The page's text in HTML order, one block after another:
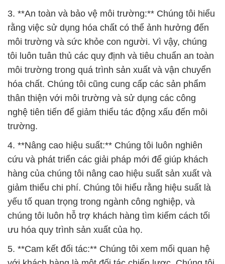
môi trường trong quá trình sản xuất và vận chuyển
hóa chất. Chúng tôi cũng cung cấp các sản phẩm
thân thiện với môi trường và sử dụng các công
nghệ tiên tiến để giảm thiểu tác động xấu đến môi
trường.
4. **Nâng cao hiệu suất:** Chúng tôi luôn nghiên
cứu và phát triển các giải pháp mới để giúp khách
hàng của chúng tôi nâng cao hiệu suất sản xuất và
giảm thiểu chi phí. Chúng tôi hiểu rằng hiệu suất là
yếu tố quan trọng trong ngành công nghiệp, và
chúng tôi luôn hỗ trợ khách hàng tìm kiếm cách tối
ưu hóa quy trình sản xuất của họ.
5. **Cam kết đối tác:** Chúng tôi xem mối quan hệ
với khách hàng là một đối tác chiến lược. Chúng tôi
cam kết đưa ra các giải pháp hóa chất phù hợp nhất
để giúp khách hàng đạt được thành công trong kinh
doanh của họ. Chúng tôi xem việc phục vụ khách
hàng không chỉ là nhiệm vụ, mà còn là một trách